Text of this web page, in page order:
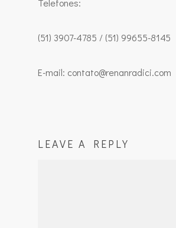
Telefones:
(51) 3907-4785 / (51) 99655-8145
E-mail: contato@renanradici.com
LEAVE A REPLY